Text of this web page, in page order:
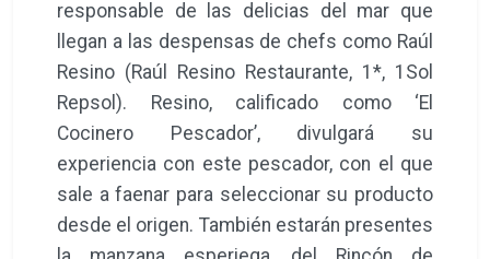
responsable de las delicias del mar que
llegan a las despensas de chefs como Raúl
Resino (Raúl Resino Restaurante, 1*, 1Sol
Repsol). Resino, calificado como ‘El
Cocinero Pescador’, divulgará su
experiencia con este pescador, con el que
sale a faenar para seleccionar su producto
desde el origen. También estarán presentes